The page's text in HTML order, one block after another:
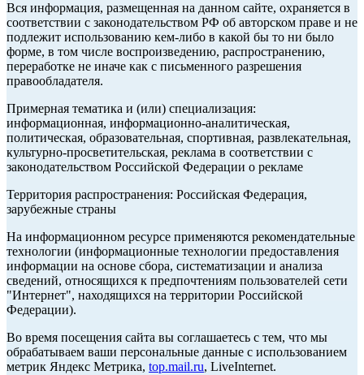
Вся информация, размещенная на данном сайте, охраняется в
соответствии с законодательством РФ об авторском праве и не
подлежит использованию кем-либо в какой бы то ни было
форме, в том числе воспроизведению, распространению,
переработке не иначе как с письменного разрешения
правообладателя.
Примерная тематика и (или) специализация:
информационная, информационно-аналитическая,
политическая, образовательная, спортивная, развлекательная,
культурно-просветительская, реклама в соответствии с
законодательством Российской Федерации о рекламе
Территория распространения: Российская Федерация,
зарубежные страны
На информационном ресурсе применяются рекомендательные
технологии (информационные технологии предоставления
информации на основе сбора, систематизации и анализа
сведений, относящихся к предпочтениям пользователей сети
"Интернет", находящихся на территории Российской
Федерации).
Во время посещения сайта вы соглашаетесь с тем, что мы
обрабатываем ваши персональные данные с использованием
метрик Яндекс Метрика, top.mail.ru, LiveInternet.